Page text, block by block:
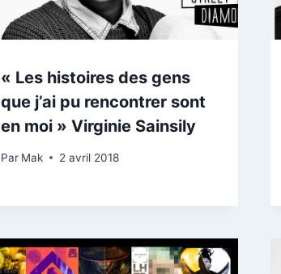
« Les histoires des gens
que j’ai pu rencontrer sont
en moi » Virginie Sainsily
Par Mak 2 avril 2018